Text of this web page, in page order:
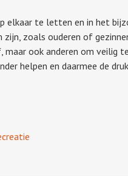
elkaar te letten en in het
zoals ouderen of
ook anderen om veilig
helpen en daarmee de